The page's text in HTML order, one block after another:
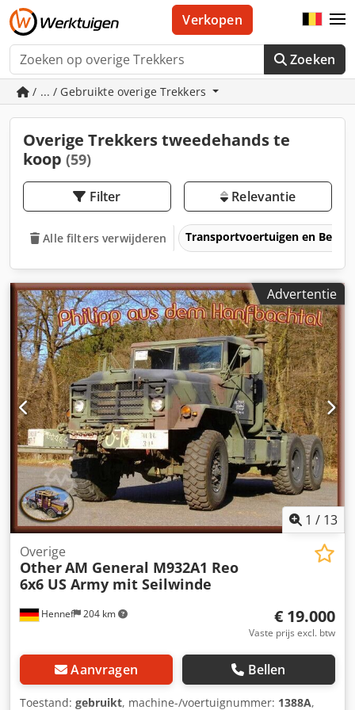
Zoeken
Verkopen
/ ... / Gebruikte overige Trekkers
Overige Trekkers tweedehands te
koop (59)
Filter Relevantie
Alle filters verwijderen Transportvoertuigen en
Advertentie
1 / 13
Hennef 204 km
Overige
OtherAM General M932A1 Reo
6x6 US Army mit Seilwinde
€ 19.000
Vaste prijs excl. btw
Aanvragen Bellen
Toestand: gebruikt, machine-/voertuignummer: 1388A,